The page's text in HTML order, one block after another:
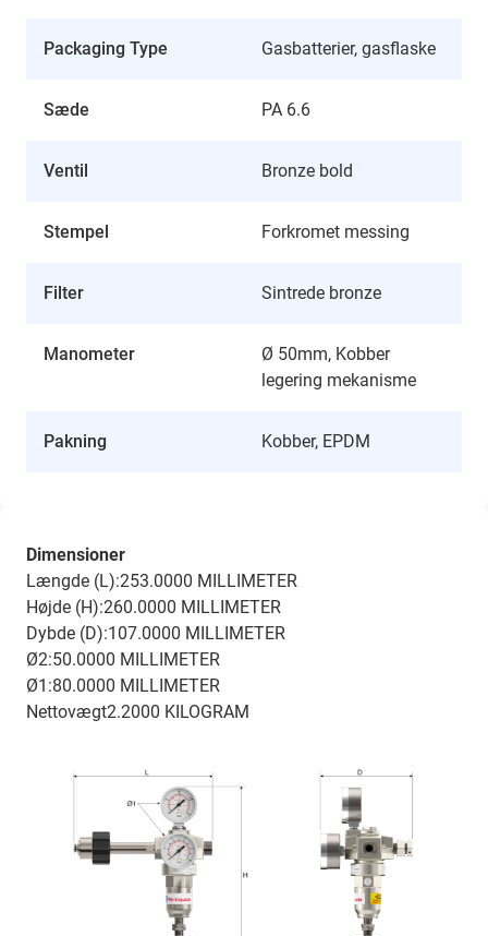
Packaging Type Gasbatterier, gasflaske
Sæde PA 6.6
Ventil Bronze bold
Stempel Forkromet messing
Filter Sintrede bronze
Manometer
Ø 50mm, Kobber
legering mekanisme
Pakning Kobber, EPDM
Dimensioner
Længde (L):253.0000 MILLIMETER
Højde (H):260.0000 MILLIMETER
Dybde (D):107.0000 MILLIMETER
Ø2:50.0000 MILLIMETER
Ø1:80.0000 MILLIMETER
Nettovægt2.2000 KILOGRAM